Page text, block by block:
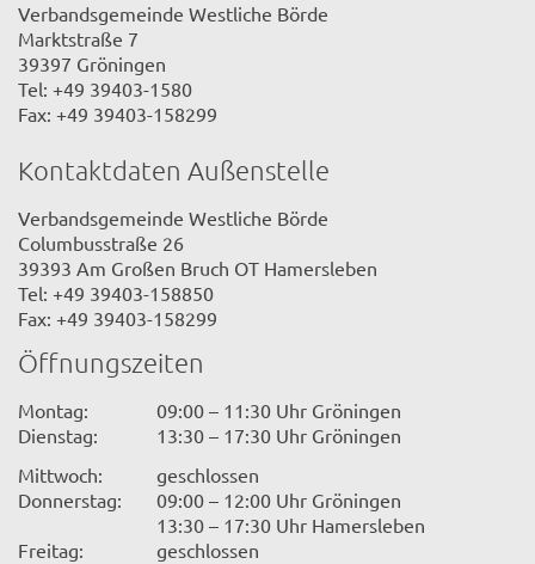
Verbandsgemeinde Westliche Börde
Marktstraße 7
39397 Gröningen
Tel: +49 39403-1580
Fax: +49 39403-158299
Kontaktdaten Außenstelle
Verbandsgemeinde Westliche Börde
Columbusstraße 26
39393 Am Großen Bruch OT Hamersleben
Tel: +49 39403-158850
Fax: +49 39403-158299
Öffnungszeiten
Montag:
09:00 – 11:30 Uhr Gröningen
Dienstag:
13:30 – 17:30 Uhr Gröningen
Mittwoch:
geschlossen
Donnerstag:
09:00 – 12:00 Uhr Gröningen
13:30 – 17:30 Uhr Hamersleben
Freitag:
geschlossen